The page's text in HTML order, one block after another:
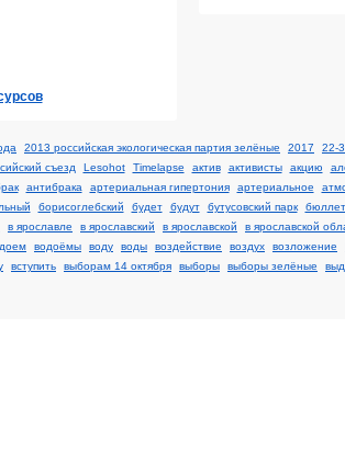
2013 российская экологическая партия зелёные 2017 22-
съезд Lesohot Timelapse актив активисты акцию
антибрака артериальная гипертония артериальное
борисоглебский будет будут бутусовский парк
в ярославле в ярославский в ярославской в ярославской
водоёмы воду воды воздействие воздух возложение
вступить выборам 14 октября выборы выборы зелёные